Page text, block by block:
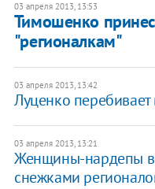
03 апреля 2013, 13:53
Тимошенко
"регионалкам"
03 апреля 2013, 13:42
Луценко
03 апреля 2013, 13:21
Женщины-нардепы
снежками